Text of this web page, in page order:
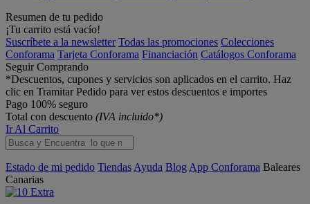
Resumen de tu pedido
¡Tu carrito está vacío!
Suscríbete a la newsletter Todas las promociones Colecciones
Conforama Tarjeta Conforama Financiación Catálogos Conforama
Seguir Comprando
*Descuentos, cupones y servicios son aplicados en el carrito. Haz
clic en Tramitar Pedido para ver estos descuentos e importes
Pago 100% seguro
Total con descuento (IVA incluido*)
Ir Al Carrito
Estado de mi pedido Tiendas Ayuda Blog App Conforama Baleares
Canarias